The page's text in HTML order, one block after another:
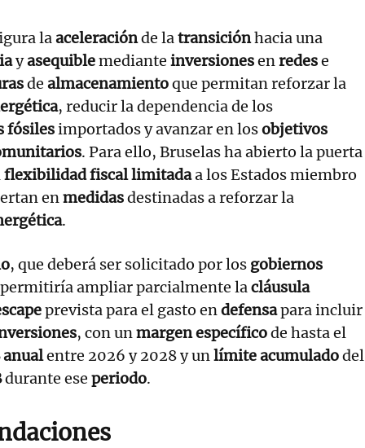
laaceleraciónde latransiciónhacia una
yasequiblemediante inversionesenredese
de almacenamientoque permitan reforzar la
, reducir la dependencia de los
fósilesimportados y avanzar en losobjetivos
. Para ello, Bruselas ha abierto la puerta
flexibilidad fiscallimitadaa los Estados miembro
enmedidasdestinadas a reforzar la
.
, que deberá ser solicitado por los gobiernos
permitiría ampliar parcialmente lacláusula
prevista para el gasto endefensapara incluir
, con unmargen específicode hasta el
anualentre 2026 y 2028 y unlímite acumuladodel
durante ese periodo.